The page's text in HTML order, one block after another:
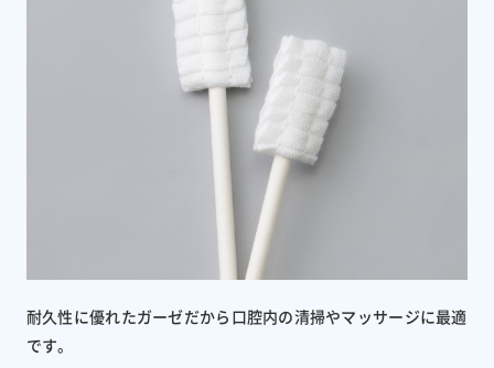
耐久性に優れたガーゼだから口腔内の清掃やマッサージに最適
です。